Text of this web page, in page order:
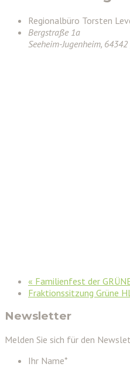
Regionalbüro Torsten
Bergstraße 1a
Seeheim-Jugenheim, 64342
« Familienfest der
Fraktionssitzung Grüne
Newsletter
Melden Sie sich für den
Ihr Name*